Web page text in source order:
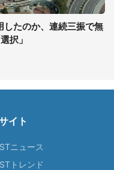
したのか、連続三振で無
択」
イト
ニュース
トレンド